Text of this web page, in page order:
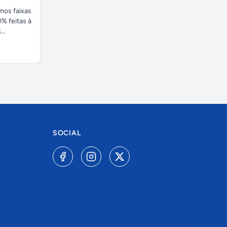
faixas
feitas à
SOCIAL